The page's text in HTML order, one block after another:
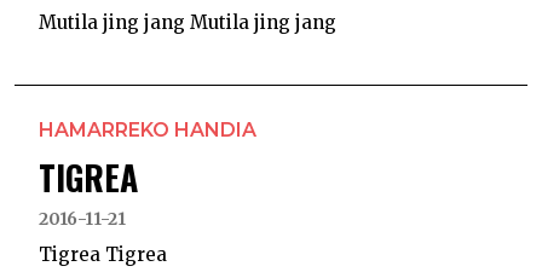
Mutila jing jang Mutila jing jang
HAMARREKO HANDIA
TIGREA
2016-11-21
Tigrea Tigrea